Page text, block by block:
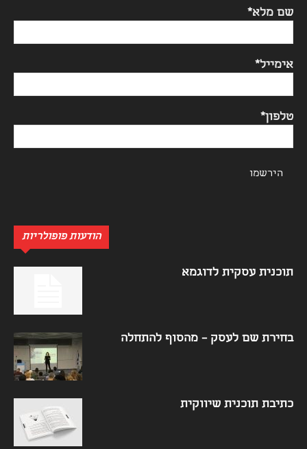
שם מלא*
אימייל*
טלפון*
הודעות פופולריות
תוכנית עסקית לדוגמא
בחירת שם לעסק – מהסוף להתחלה
כתיבת תוכנית שיווקית